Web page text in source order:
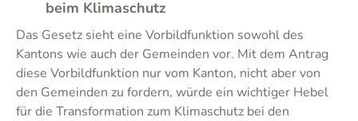
beim Klimaschutz
Das Gesetz sieht eine Vorbildfunktion sowohl des
Kantons wie auch der Gemeinden vor. Mit dem Antrag
diese Vorbildfunktion nur vom Kanton, nicht aber von
den Gemeinden zu fordern, würde ein wichtiger Hebel
für die Transformation zum Klimaschutz bei den